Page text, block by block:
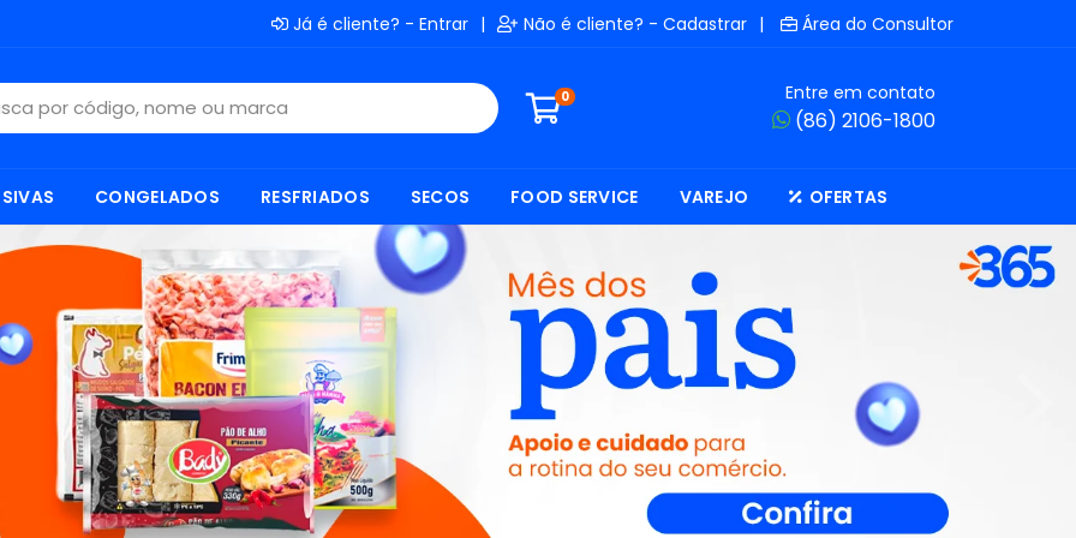
Já é cliente? - Entrar | Não é cliente? - Cadastrar | Área do Consultor
0 Entre em contato
(86) 2106-1800
CONGELADOS RESFRIADOS SECOS FOOD SERVICE VAREJO OFERTAS